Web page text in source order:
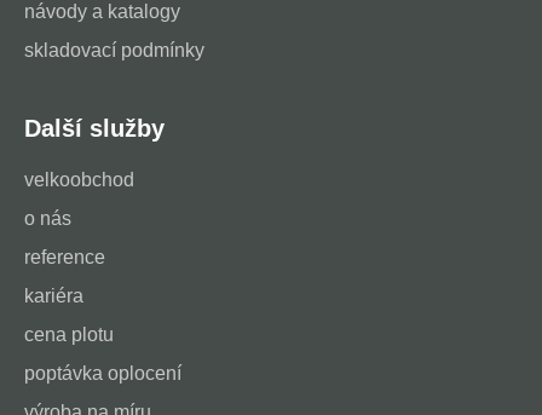
návody a katalogy
skladovací podmínky
Další služby
velkoobchod
o nás
reference
kariéra
cena plotu
poptávka oplocení